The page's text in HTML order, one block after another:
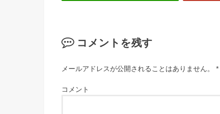
コメントを残す
メールアドレスが公開されることはありません。 *
コメント